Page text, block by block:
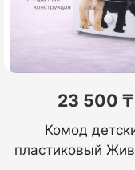
23 500 ₸
Комод
пластиковый